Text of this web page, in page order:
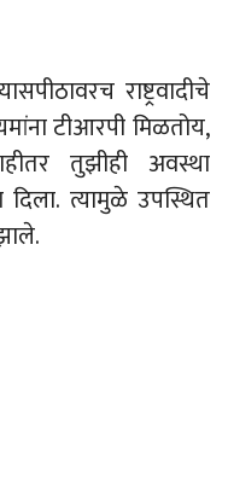
राष्ट्रवादीचे
टीआरपीमिळतोय,
तुझीही अवस्था
त्यामुळे उपस्थित